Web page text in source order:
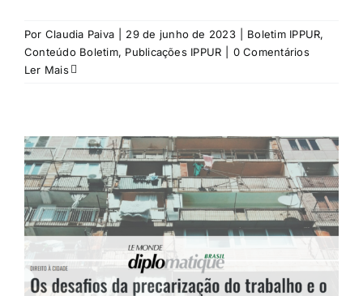
Por Claudia Paiva 29 de junho de 2023 Boletim IPPUR,
Conteúdo Boletim, Publicações IPPUR
0 Comentários
Ler Mais